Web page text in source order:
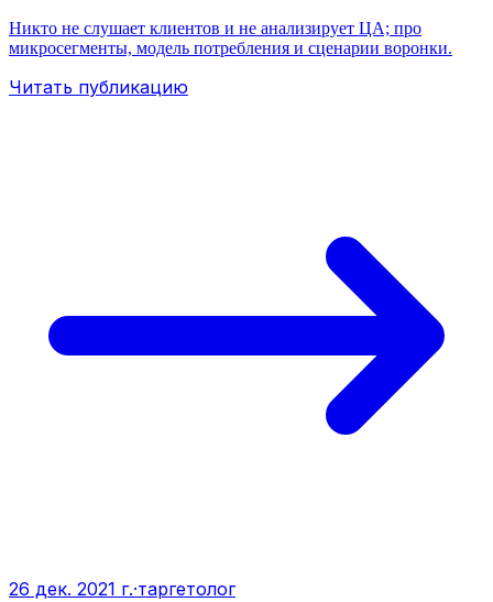
Никто не слушает клиентов и не анализирует ЦА; про
микросегменты, модель потребления и сценарии воронки.
Читать публикацию
26 дек. 2021 г.·таргетолог